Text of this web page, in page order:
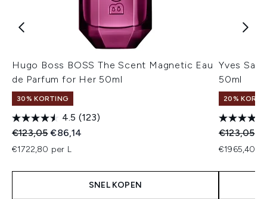
Hugo Boss BOSS The Scent Magnetic Eau
de Parfum for Her 50ml
30% KORTING
4.5 (123)
Recommended Retail Price:
€123,05Huidige prijs:
€86,14
€1722,80 per L
SNEL KOPEN
Yves
50ml
20%
€123,05
€1965,40